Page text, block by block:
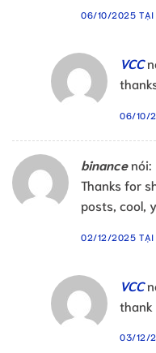
06/10/2025 TẠI
VCC
06/10/
binance nói:
Thanks for
posts, cool,
02/12/2025 TẠI
VCC
thank
03/12/